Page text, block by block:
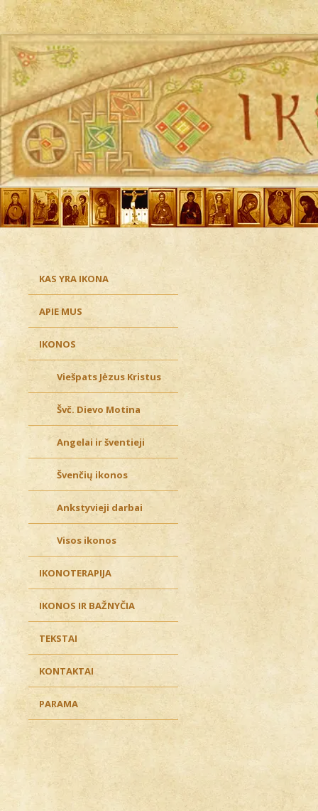
Ikona
KAS YRA IKONA
APIE MUS
IKONOS
Viešpats Jėzus Kristus
Švč. Dievo Motina
Angelai ir šventieji
Švenčių ikonos
Ankstyvieji darbai
Visos ikonos
IKONOTERAPIJA
IKONOS IR BAŽNYČIA
TEKSTAI
KONTAKTAI
PARAMA